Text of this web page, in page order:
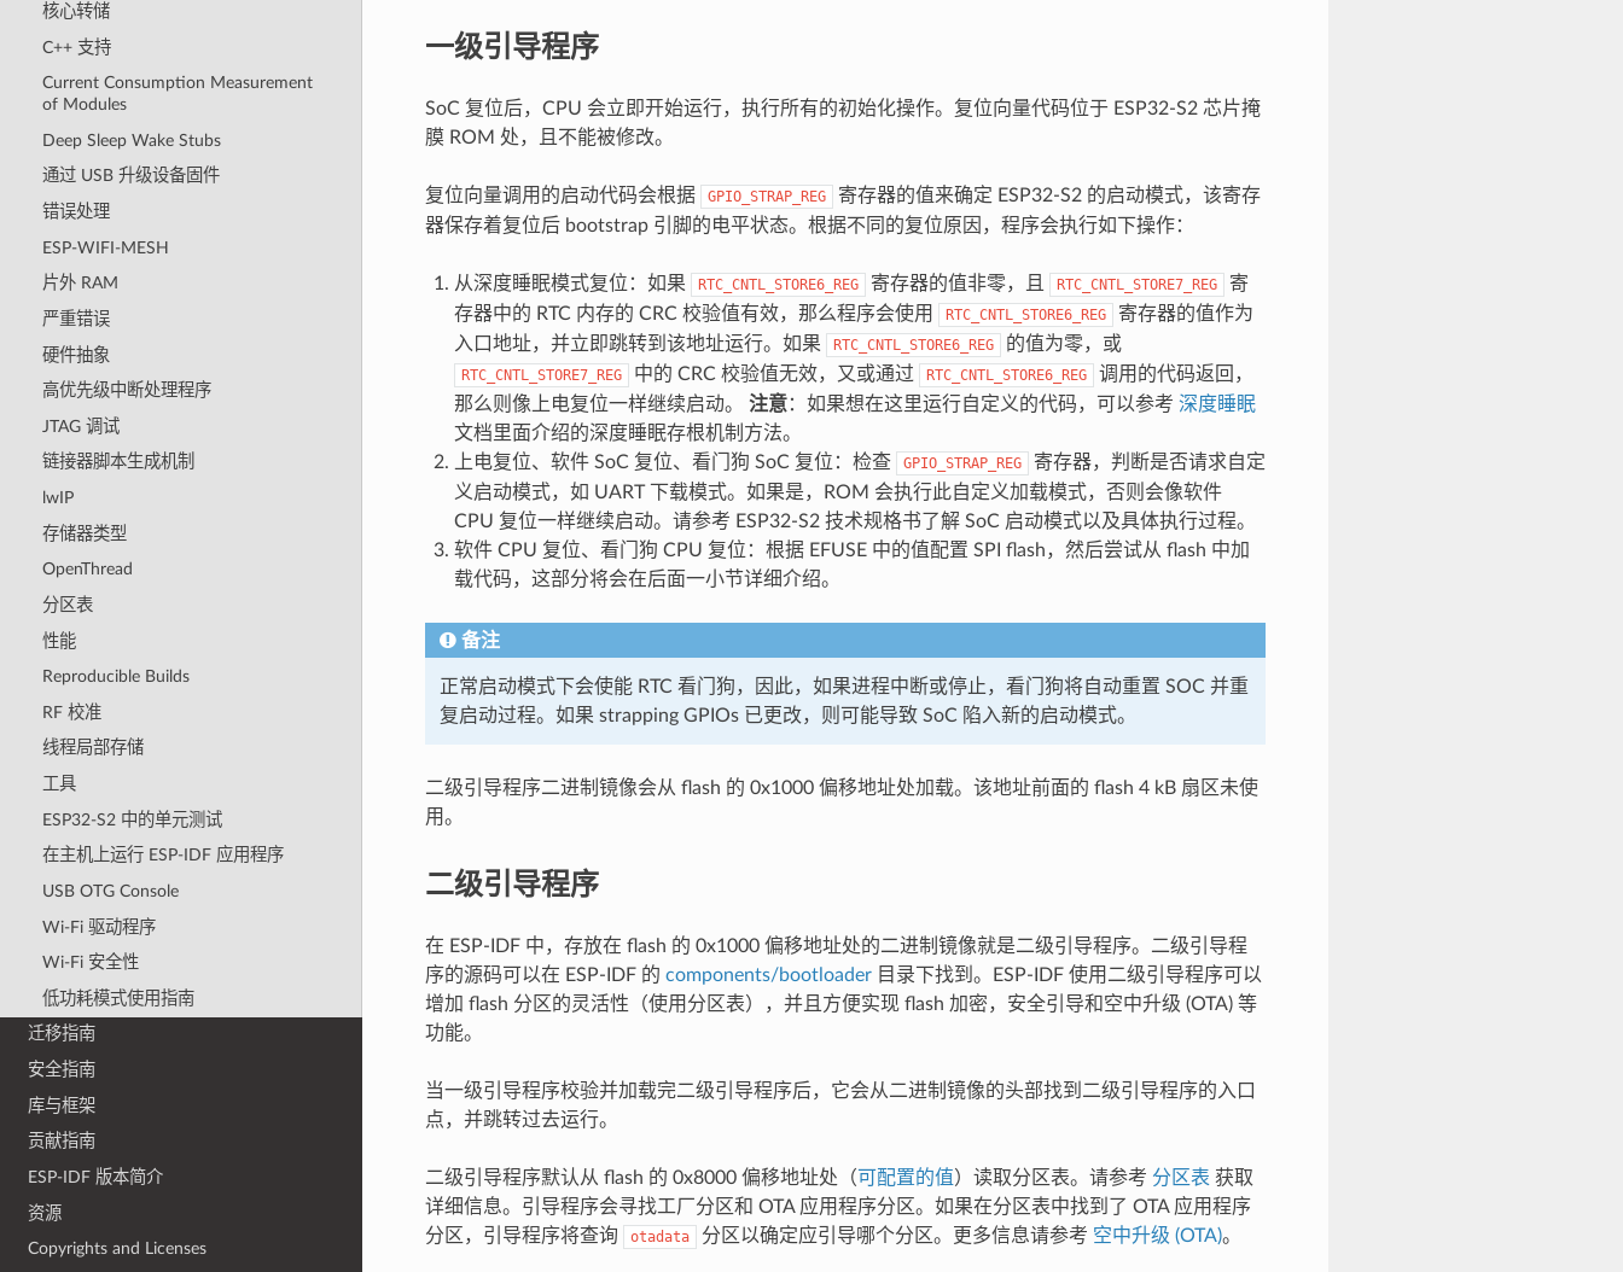
核心转储
C++ 支持
Current Consumption Measurement
of Modules
Deep Sleep Wake Stubs
通过 USB 升级设备固件
错误处理
ESP-WIFI-MESH
片外 RAM
严重错误
硬件抽象
高优先级中断处理程序
JTAG 调试
链接器脚本生成机制
lwIP
存储器类型
OpenThread
分区表
性能
Reproducible Builds
RF 校准
线程局部存储
工具
ESP32-S2 中的单元测试
在主机上运行 ESP-IDF 应用程序
USB OTG Console
Wi-Fi 驱动程序
Wi-Fi 安全性
低功耗模式使用指南
迁移指南
安全指南
库与框架
贡献指南
ESP-IDF 版本简介
资源
Copyrights and Licenses
一级引导程序
SoC 复位后，CPU 会立即开始运行，执行所有的初始化操作。复位向量代码位于 ESP32-S2 芯片掩
膜 ROM 处，且不能被修改。
复位向量调用的启动代码会根据 GPIO_STRAP_REG
寄存器的值来确定 ESP32-S2 的启动模式，该寄存
器保存着复位后 bootstrap 引脚的电平状态。根据不同的复位原因，程序会执行如下操作：
从深度睡眠模式复位：如果 RTC_CNTL_STORE6_REG 寄存器的值非零，且 RTC_CNTL_STORE7_REG
寄
存器中的 RTC 内存的 CRC 校验值有效，那么程序会使用
RTC_CNTL_STORE6_REG
寄存器的值作为
入口地址，并立即跳转到该地址运行。如果
RTC_CNTL_STORE6_REG 的值为零，或
RTC_CNTL_STORE7_REG 中的 CRC 校验值无效，又或通过 RTC_CNTL_STORE6_REG
调用的代码返回，
那么则像上电复位一样继续启动。 注意：如果想在这里运行自定义的代码，可以参考 深度睡眠
文档里面介绍的深度睡眠存根机制方法。
上电复位、软件 SoC 复位、看门狗 SoC 复位：检查
GPIO_STRAP_REG
寄存器，判断是否请求自定
义启动模式，如 UART 下载模式。如果是，ROM 会执行此自定义加载模式，否则会像软件
CPU 复位一样继续启动。请参考 ESP32-S2 技术规格书了解 SoC 启动模式以及具体执行过程。
软件 CPU 复位、看门狗 CPU 复位：根据 EFUSE 中的值配置 SPI flash，然后尝试从 flash 中加
载代码，这部分将会在后面一小节详细介绍。
备注
正常启动模式下会使能 RTC 看门狗，因此，如果进程中断或停止，看门狗将自动重置 SOC 并重
复启动过程。如果 strapping GPIOs 已更改，则可能导致 SoC 陷入新的启动模式。
二级引导程序二进制镜像会从 flash 的 0x1000 偏移地址处加载。该地址前面的 flash 4 kB 扇区未使
用。
二级引导程序
在 ESP-IDF 中，存放在 flash 的 0x1000 偏移地址处的二进制镜像就是二级引导程序。二级引导程
序的源码可以在 ESP-IDF 的 components/bootloader目录下找到。ESP-IDF 使用二级引导程序可以
增加 flash 分区的灵活性（使用分区表），并且方便实现 flash 加密，安全引导和空中升级 (OTA) 等
功能。
当一级引导程序校验并加载完二级引导程序后，它会从二进制镜像的头部找到二级引导程序的入口
点，并跳转过去运行。
二级引导程序默认从 flash 的 0x8000 偏移地址处（ 可配置的值 ）读取分区表。请参考 分区表 获取
详细信息。引导程序会寻找工厂分区和 OTA 应用程序分区。如果在分区表中找到了 OTA 应用程序
分区，引导程序将查询
otadata 分区以确定应引导哪个分区。更多信息请参考 空中升级 (OTA)。